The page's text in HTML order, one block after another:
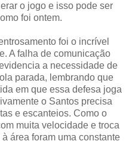
o jogo e isso pode ser
foi ontem.
foi o incrível
A falha de comunicação
a necessidade de
parada, lembrando que
em que essa defesa joga
o Santos precisa
e escanteios. Como o
muita velocidade e troca
área foram uma constante